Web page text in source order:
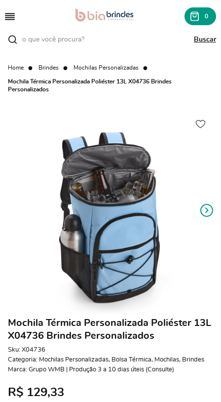
0
Home Brindes Mochilas Personalizadas
Mochila Térmica Personalizada Poliéster 13L X04736 Brindes
Personalizados
Mochila Térmica Personalizada Poliéster 13L
X04736 Brindes Personalizados
Sku: X04736
Categoria: Mochilas Personalizadas, Bolsa Térmica, Mochilas, Brindes
Marca: Grupo WMB | Produção 3 a 10 dias úteis (Consulte)
R$ 129,33